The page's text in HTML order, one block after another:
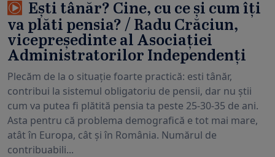
Ești tânăr? Cine, cu ce și cum îți
va plăti pensia? / Radu Crăciun,
vicepreședinte al Asociației
Administratorilor Independenți
Plecăm de la o situație foarte practică: esti tânăr,
contribui la sistemul obligatoriu de pensii, dar nu știi
cum va putea fi plătită pensia ta peste 25-30-35 de ani.
Asta pentru că problema demografică e tot mai mare,
atât în Europa, cât și în România. Numărul de
contribuabili...